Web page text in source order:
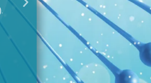
SBI, a qual, por sua
Saíba Mais
slide